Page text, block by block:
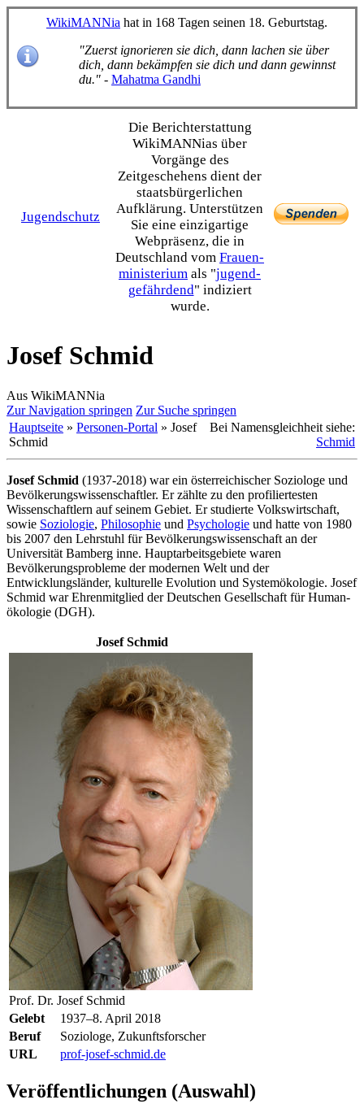
WikiMANNia hat in 168 Tagen seinen 18. Geburtstag.
"Zuerst ignorieren sie dich, dann lachen sie über
dich, dann bekämpfen sie dich und dann gewinnst
du." - Mahatma Gandhi
Jugendschutz
Die Bericht­erstattung
WikiMANNias über
Vorgänge des
Zeitgeschehens dient der
staats­bürgerlichen
Aufklärung. Unterstützen
Sie eine einzig­artige
Webpräsenz, die in
Deutschland vom Frauen­
ministerium als "jugend­
gefährdend" indiziert
wurde.
Josef Schmid
Aus WikiMANNia
Zur Navigation springen Zur Suche springen
Hauptseite » Personen-Portal » Josef
Schmid
Bei Namensgleichheit siehe:
Schmid
Josef Schmid (1937-2018) war ein österreichischer Soziologe und
Bevölkerungs­wissen­schaftler. Er zählte zu den profiliertesten
Wissenschaftlern auf seinem Gebiet. Er studierte Volkswirtschaft,
sowie Soziologie, Philosophie und Psychologie und hatte von 1980
bis 2007 den Lehrstuhl für Bevölkerungs­wissenschaft an der
Universität Bamberg inne. Haupt­arbeits­gebiete waren
Bevölkerungs­probleme der modernen Welt und der
Entwicklungsländer, kulturelle Evolution und System­ökologie. Josef
Schmid war Ehren­mitglied der Deutschen Gesellschaft für Human­
ökologie (DGH).
Josef Schmid
Prof. Dr. Josef Schmid
Gelebt
1937–8. April 2018
Beruf
Soziologe, Zukunftsforscher
URL
prof-josef-schmid.de
Veröffentlichungen (Auswahl)